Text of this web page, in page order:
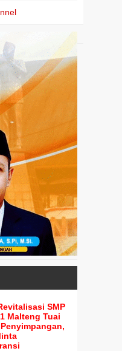
SMP
Malteng Tuai